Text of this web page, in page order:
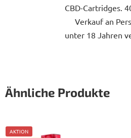
CBD-Cartridges.
Verkauf an
unter 18 Jahren
Ähnliche Produkte
AKTION